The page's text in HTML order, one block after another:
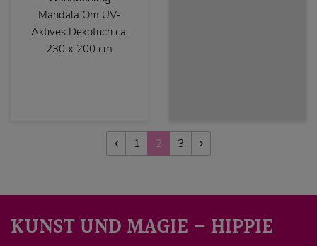
Mandala Om UV-
Aktives Dekotuch ca.
230 x 200 cm
1 2 3
KUNST UND MAGIE – HIPPIE